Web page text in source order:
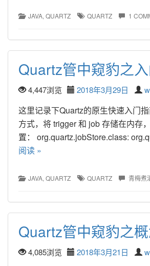
JAVA, QUARTZ QUARTZ 1
Quartz管中窥豹之
4,447浏览 2018年3月29日
这里记录下Quartz的原生快速入门
方式，将 trigger 和 job 存储在内存
置： org.quartz.jobStore.class:
阅读 »
JAVA, QUARTZ QUARTZ 青梅煮
Quartz管中窥豹之
4,085浏览 2018年3月21日